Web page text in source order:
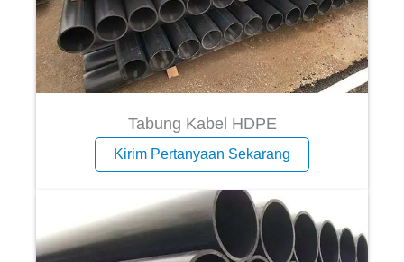
Tabung Kabel HDPE
Kirim Pertanyaan Sekarang